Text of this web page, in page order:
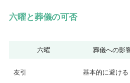
六曜と葬儀の可否
六曜 葬儀への影
友引 基本的に避ける